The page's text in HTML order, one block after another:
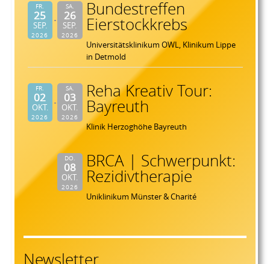
FR.
25
SEP.
2026
SA.
26
SEP.
2026
Bundestreffen
Eierstockkrebs
Universitätsklinikum OWL, Klinikum Lippe
in Detmold
FR.
02
OKT.
2026
SA.
03
OKT.
2026
Reha Kreativ Tour:
Bayreuth
Klinik Herzoghöhe Bayreuth
DO.
08
OKT.
2026
BRCA | Schwerpunkt:
Rezidivtherapie
Uniklinikum Münster & Charité
Newsletter